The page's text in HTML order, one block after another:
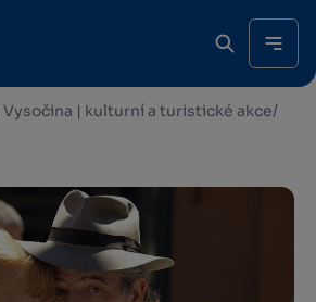
Vysočina | kulturní a turistické akce/